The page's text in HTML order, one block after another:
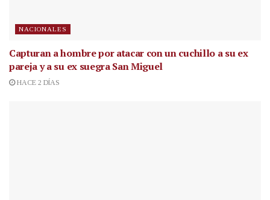
NACIONALES
Capturan a hombre por atacar con un cuchillo a su ex
pareja y a su ex suegra San Miguel
HACE 2 DÍAS